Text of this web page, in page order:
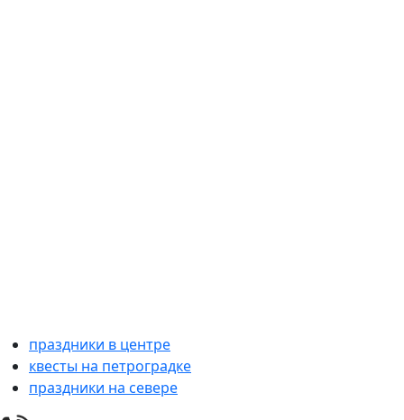
праздники в центре
квесты на петроградке
праздники на севере